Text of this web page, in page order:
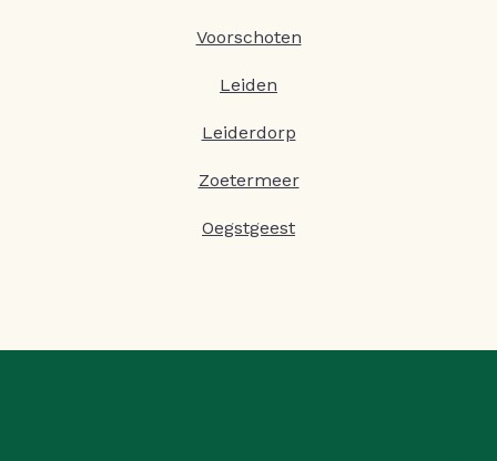
Voorschoten
Leiden
Leiderdorp
Zoetermeer
Oegstgeest